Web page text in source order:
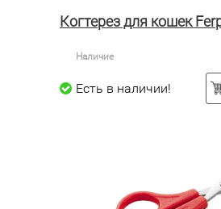
Когтерез для кошек
Наличие
Есть в наличии!